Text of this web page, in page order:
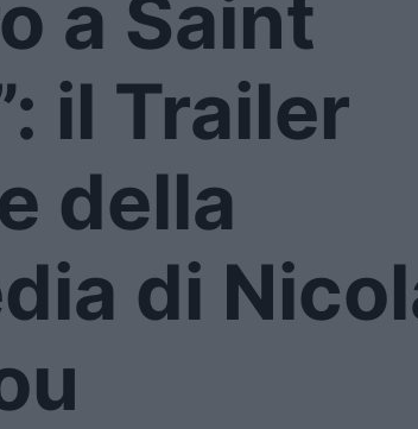
a Saint
il Trailer
della
di